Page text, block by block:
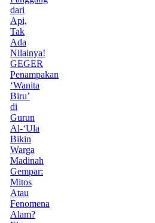
dari
Api,
Tak
Ada
Nilainya!
GEGER
Penampakan
‘Wanita
Biru’
di
Gurun
Al-‘Ula
Bikin
Warga
Madinah
Gempar:
Mitos
Atau
Fenomena
Alam?